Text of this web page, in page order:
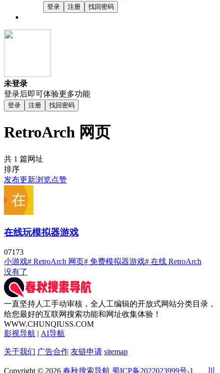
登录 注册 找回密码
未登录
登录后即可体验更多功能
登录 注册 找回密码
RetroArch 网页
共 1 篇网址
排序
发布更新浏览点赞
在线玩模拟器游戏
07173
小游戏# RetroArch 网页# 免费模拟器游戏# 在线 RetroArch
没有了
一直坚持人工手动审核，全人工编辑的开放式网站分类目录，
给您最好的互联网搜索功能和网址收集体验！
WWW.CHUNQIUSS.COM
影视导航 | AI导航
关于我们 广告合作 友链申请 sitemap
Copyright © 2026 春秋搜索导航 蜀ICP备2022023999号-1 川